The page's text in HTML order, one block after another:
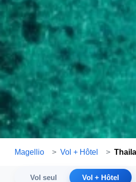
Magellio > Vol + Hôtel >
Vol seul Vol + Hôtel